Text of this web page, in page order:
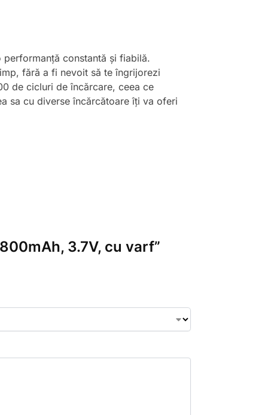
constantă și fiabilă.
fără a fi nevoit să te îngrijorezi
de cicluri de încărcare, ceea ce
sa cu diverse încărcătoare îți va oferi
3.7V, cu varf”